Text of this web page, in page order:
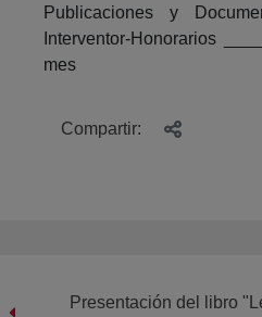
Publicaciones y
Interventor-Honorarios
mes
Compartir:
Presentación del libro